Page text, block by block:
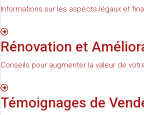
Informations sur les aspects légaux et
Rénovation et
Conseils pour augmenter la valeur de
Témoignages de